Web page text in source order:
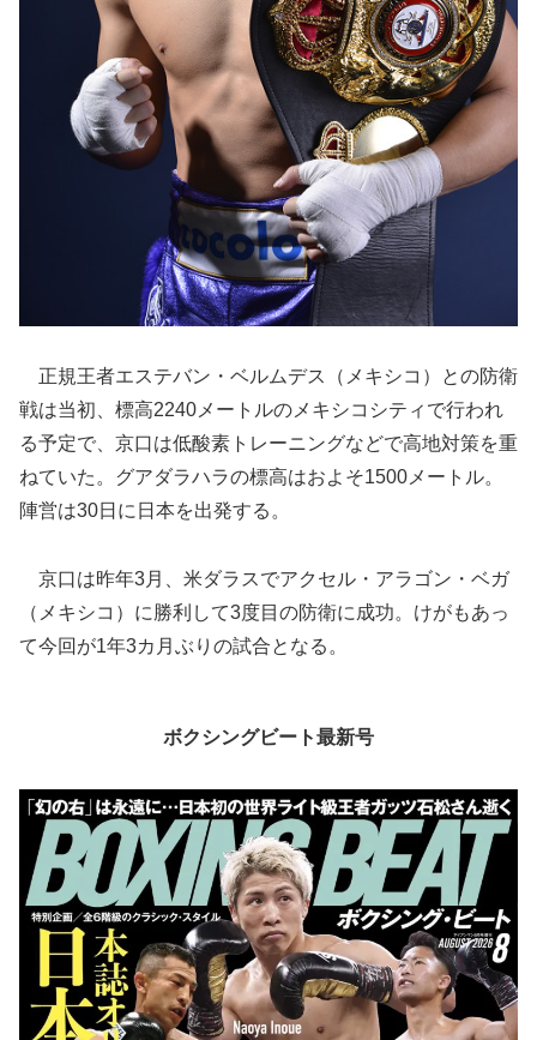
正規王者エステバン・ベルムデス（メキシコ）との防衛
戦は当初、標高2240メートルのメキシコシティで行われ
る予定で、京口は低酸素トレーニングなどで高地対策を重
ねていた。グアダラハラの標高はおよそ1500メートル。
陣営は30日に日本を出発する。
京口は昨年3月、米ダラスでアクセル・アラゴン・ベガ
（メキシコ）に勝利して3度目の防衛に成功。けがもあっ
て今回が1年3カ月ぶりの試合となる。
ボクシングビート最新号